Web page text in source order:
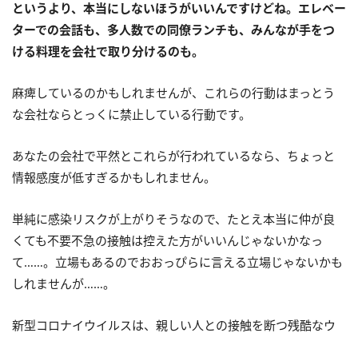
というより、本当にしないほうがいいんですけどね。エレベー
ターでの会話も、多人数での同僚ランチも、みんなが手をつ
ける料理を会社で取り分けるのも。
麻痺しているのかもしれませんが、これらの行動はまっとう
な会社ならとっくに禁止している行動です。
あなたの会社で平然とこれらが行われているなら、ちょっと
情報感度が低すぎるかもしれません。
単純に感染リスクが上がりそうなので、たとえ本当に仲が良
くても不要不急の接触は控えた方がいいんじゃないかなっ
て……。立場もあるのでおおっぴらに言える立場じゃないかも
しれませんが……。
新型コロナイウイルスは、親しい人との接触を断つ残酷なウ